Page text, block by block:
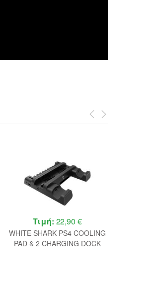
Τιμή: 22,90 €
WHITE SHARK PS4 COOLING
PAD & 2 CHARGING DOCK